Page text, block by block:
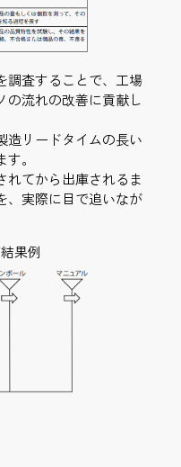
調査することで、工場
の流れの改善に貢献し
造リードタイムの長い
。
れてから出庫されるま
、実際に目で追いなが
果例